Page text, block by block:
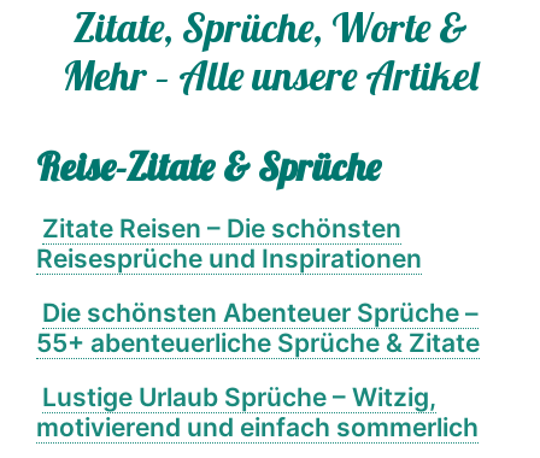
Zitate, Sprüche, Worte &
Mehr – Alle unsere Artikel
Reise-Zitate & Sprüche
Zitate Reisen – Die schönsten
Reisesprüche und Inspirationen
Die schönsten Abenteuer Sprüche –
55+ abenteuerliche Sprüche & Zitate
Lustige Urlaub Sprüche – Witzig,
motivierend und einfach sommerlich